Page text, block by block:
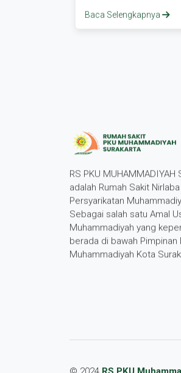
Baca Selengkapnya
RS PKU MUHAMMADIYAH
adalah Rumah Sakit
Persyarikatan
Sebagai salah satu Amal
Muhammadiyah yang
berada di bawah Pimpinan
Muhammadiyah Kota